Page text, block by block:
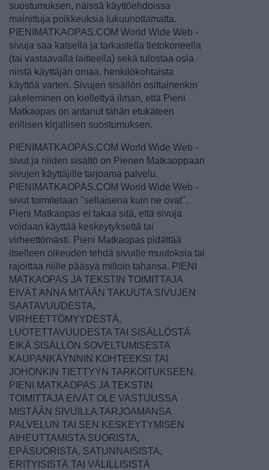
suostumuksen, näissä käyttöehdoissa
mainittuja poikkeuksia lukuunottamatta.
PIENIMATKAOPAS.COM World Wide Web -
sivuja saa katsella ja tarkastella tietokoneella
(tai vastaavalla laitteella) sekä tulostaa osia
niistä käyttäjän omaa, henkilökohtaista
käyttöä varten. Sivujen sisällön osittainenkin
jakeleminen on kiellettyä ilman, että Pieni
Matkaopas on antanut tähän etukäteen
erillisen kirjallisen suostumuksen.
PIENIMATKAOPAS.COM World Wide Web -
sivut ja niiden sisältö on Pienen Matkaoppaan
sivujen käyttäjille tarjoama palvelu.
PIENIMATKAOPAS.COM World Wide Web -
sivut toimitetaan "sellaisena kuin ne ovat".
Pieni Matkaopas ei takaa sitä, että sivuja
voidaan käyttää keskeytyksettä tai
virheettömästi. Pieni Matkaopas pidättää
itselleen oikeuden tehdä sivuille muutoksia tai
rajoittaa niille pääsyä milloin tahansa. PIENI
MATKAOPAS JA TEKSTIN TOIMITTAJA
EIVÄT ANNA MITÄÄN TAKUUTA SIVUJEN
SAATAVUUDESTA,
VIRHEETTÖMYYDESTÄ,
LUOTETTAVUUDESTA TAI SISÄLLÖSTÄ
EIKÄ SISÄLLÖN SOVELTUMISESTA
KAUPANKÄYNNIN KOHTEEKSI TAI
JOHONKIN TIETTYYN TARKOITUKSEEN.
PIENI MATKAOPAS JA TEKSTIN
TOIMITTAJA EIVÄT OLE VASTUUSSA
MISTÄÄN SIVUILLA TARJOAMANSA
PALVELUN TAI SEN KESKEYTYMISEN
AIHEUTTAMISTA SUORISTA,
EPÄSUORISTA, SATUNNAISISTA,
ERITYISISTÄ TAI VÄLILLISISTÄ